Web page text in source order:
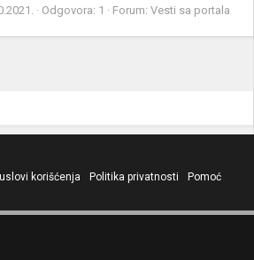
Odgovora: 1 Forum: Vesti sa portala
korišćenja Politika privatnosti
Pomoć